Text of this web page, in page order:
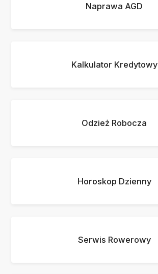
Naprawa AGD
Kalkulator Kredytowy
Odzież Robocza
Horoskop Dzienny
Serwis Rowerowy